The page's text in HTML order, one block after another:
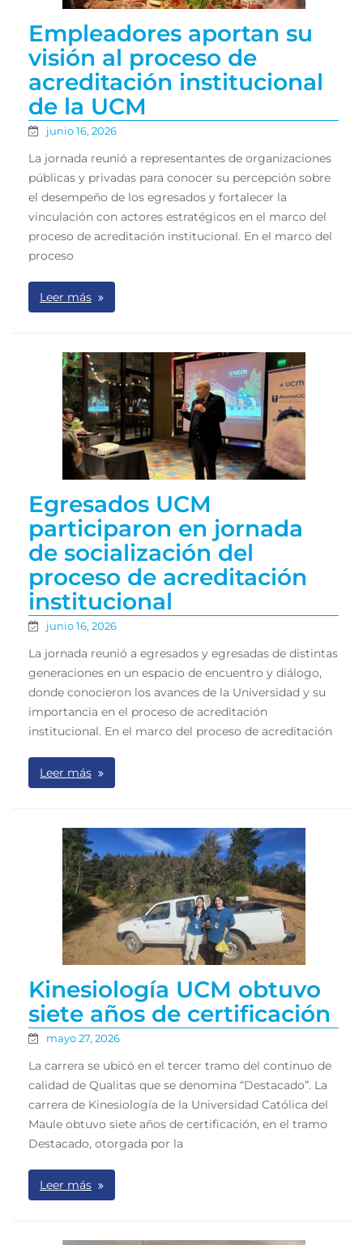
Empleadores aportan su
visión al proceso de
acreditación institucional
de la UCM
junio 16, 2026
La jornada reunió a representantes de organizaciones
públicas y privadas para conocer su percepción sobre
el desempeño de los egresados y fortalecer la
vinculación con actores estratégicos en el marco del
proceso de acreditación institucional. En el marco del
proceso
Leer más
Egresados UCM
participaron en jornada
de socialización del
proceso de acreditación
institucional
junio 16, 2026
La jornada reunió a egresados y egresadas de distintas
generaciones en un espacio de encuentro y diálogo,
donde conocieron los avances de la Universidad y su
importancia en el proceso de acreditación
institucional. En el marco del proceso de acreditación
Leer más
Kinesiología UCM obtuvo
siete años de certificación
mayo 27, 2026
La carrera se ubicó en el tercer tramo del continuo de
calidad de Qualitas que se denomina “Destacado”. La
carrera de Kinesiología de la Universidad Católica del
Maule obtuvo siete años de certificación, en el tramo
Destacado, otorgada por la
Leer más